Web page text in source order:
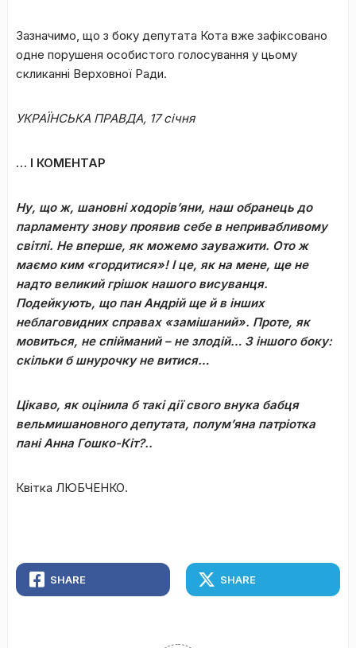
Зазначимо, що з боку депутата Кота вже зафіксовано
одне порушеня особистого голосування у цьому
скликанні Верховної Ради.
УКРАЇНСЬКА ПРАВДА, 17 січня
… І КОМЕНТАР
Ну, що ж, шановні ходорів’яни, наш обранець до
парламенту знову проявив себе в непривабливому
світлі. Не вперше, як можемо зауважити. Ото ж
маємо ким «гордитися»! І це, як на мене, ще не
надто великий грішок нашого висуванця.
Подейкують, що пан Андрій ще й в інших
неблаговидних справах «замішаний». Проте, як
мовиться, не спійманий – не злодій… З іншого боку:
скільки б шнурочку не витися…
Цікаво, як оцінила б такі дії свого внука бабця
вельмишановного депутата, полум’яна патріотка
пані Анна Гошко-Кіт?..
Квітка ЛЮБЧЕНКО.
SHARE SHARE